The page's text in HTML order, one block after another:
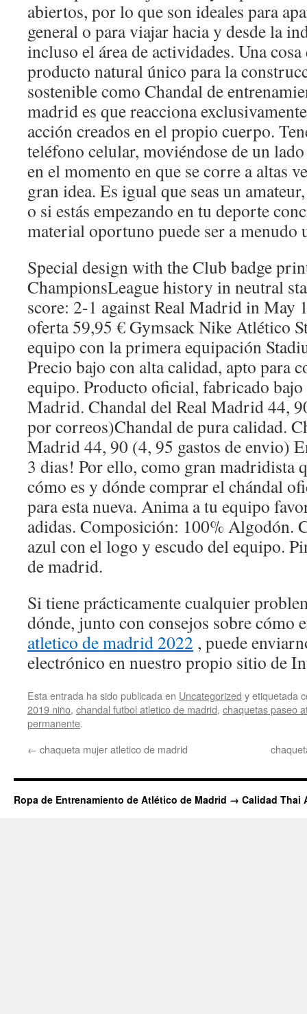
abiertos, por lo que son ideales para
general o para viajar hacia y desde la
incluso el área de actividades. Una
producto natural único para la
sostenible como Chandal de
madrid es que reacciona
acción creados en el propio cuerpo.
teléfono celular, moviéndose de un
en el momento en que se corre a altas
gran idea. Es igual que seas un
o si estás empezando en tu deporte
material oportuno puede ser a menudo
Special design with the Club badge
ChampionsLeague history in neutral
score: 2-1 against Real Madrid in May
oferta 59,95 € Gymsack Nike Atlético
equipo con la primera equipación
Precio bajo con alta calidad, apto para
equipo. Producto oficial, fabricado
Madrid. Chandal del Real Madrid 44,
por correos)Chandal de pura calidad.
Madrid 44, 90 (4, 95 gastos de envio)
3 dias! Por ello, como gran madridista
cómo es y dónde comprar el chándal
para esta nueva. Anima a tu equipo
adidas. Composición: 100% Algodón.
azul con el logo y escudo del equipo.
de madrid.
Si tiene prácticamente cualquier
dónde, junto con consejos sobre cómo
atletico de madrid 2022 , puede
electrónico en nuestro propio sitio de
Esta entrada ha sido publicada en Uncategorized y etiquetada
2019 niño, chandal futbol atletico de madrid, chaquetas paseo
permanente.
← chaqueta mujer atletico de madrid
Ropa de Entrenamiento de Atlético de Madrid → Calidad Thai